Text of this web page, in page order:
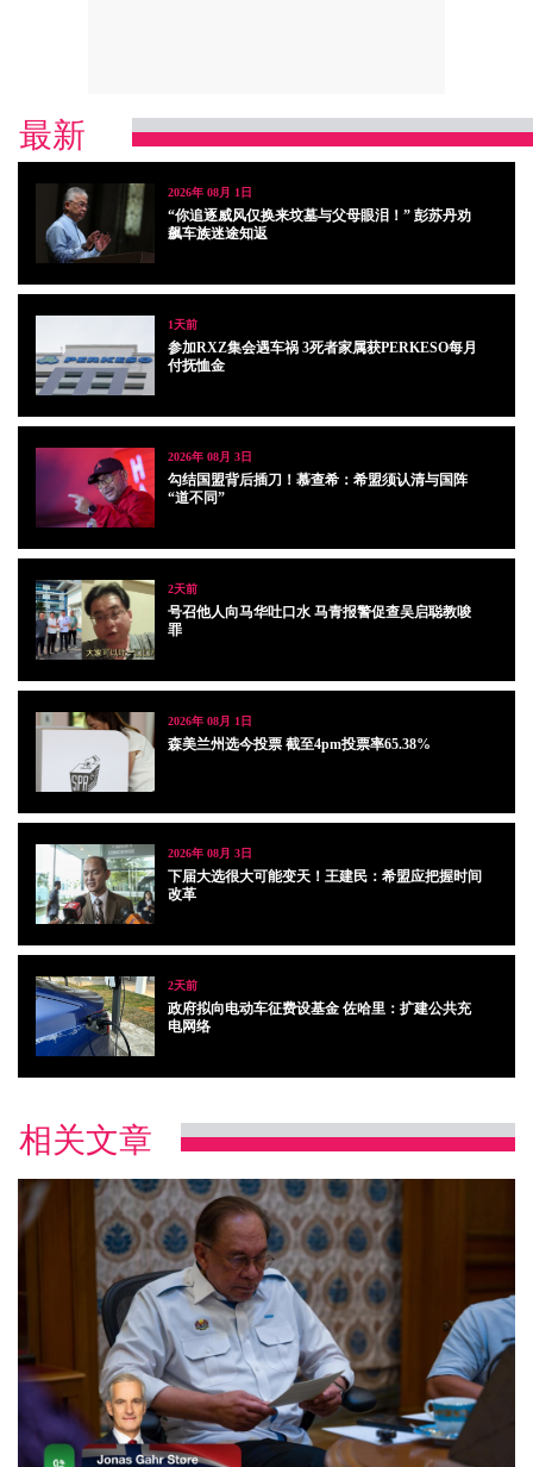
最新
2026年 08月 1日
“你追逐威风仅换来坟墓与父母眼泪！” 彭苏丹劝
飙车族迷途知返
1天前
参加RXZ集会遇车祸 3死者家属获PERKESO每月
付抚恤金
2026年 08月 3日
勾结国盟背后插刀！慕查希：希盟须认清与国阵
“道不同”
2天前
号召他人向马华吐口水 马青报警促查吴启聪教唆
罪
2026年 08月 1日
森美兰州选今投票 截至4pm投票率65.38%
2026年 08月 3日
下届大选很大可能变天！王建民：希盟应把握时间
改革
2天前
政府拟向电动车征费设基金 佐哈里：扩建公共充
电网络
相关文章